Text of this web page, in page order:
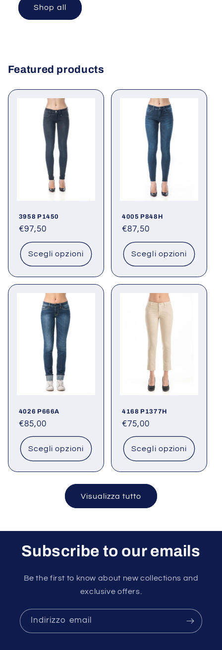
Shop all
Featured products
3958 P1450
Prezzo
listino
€97,50
Scegli opzioni
4005 P848H
Prezzo
di
listino
€87,50
Scegli opzioni
4026 P666A
Prezzo
di
listino
€85,00
Scegli opzioni
4168 P1377H
Prezzo
di
listino
€75,00
Scegli opzioni
Visualizza tutto
Subscribe to our emails
Be the first to know about new collections and
exclusive offers.
Indirizzo email